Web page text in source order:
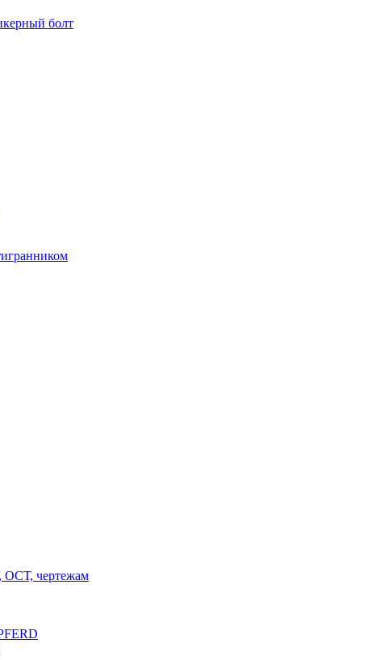
болт
ОСТ, чертежам